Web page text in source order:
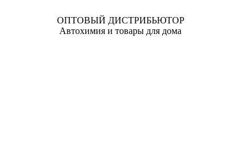
ОПТОВЫЙ ДИСТРИБЬЮТОР
Автохимия и товары для дома